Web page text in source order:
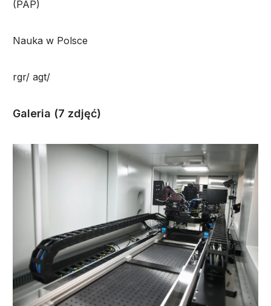
(PAP)
Nauka w Polsce
rgr/ agt/
Galeria (7 zdjęć)